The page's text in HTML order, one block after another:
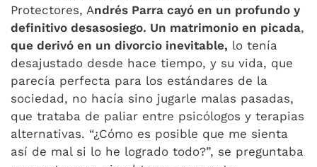
Protectores, Andrés Parra cayó en un profundo y
definitivo desasosiego. Un matrimonio en picada,
que derivó en un divorcio inevitable, lo tenía
desajustado desde hace tiempo, y su vida, que
parecía perfecta para los estándares de la
sociedad, no hacía sino jugarle malas pasadas,
que trataba de paliar entre psicólogos y terapias
alternativas. “¿Cómo es posible que me sienta
así de mal si lo he logrado todo?”, se preguntaba